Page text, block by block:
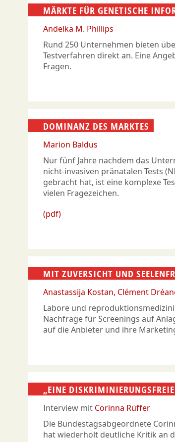
MÄRKTE FÜR GENETISCHE
Andelka M. Phillips
Rund 250 Unternehmen bieten
Testverfahren direkt an. Eine
Fragen.
DOMINANZ DES MARKTES
Marion Baldus
Nur fünf Jahre nachdem das
nicht-invasiven pränatalen Tests
gebracht hat, ist eine komplexe
vielen Fragezeichen.
(pdf)
MIT ZUVERSICHT UND
Anastassija Kostan Clément
Labore und
Nachfrage für Screenings auf
auf die Anbieter und ihre
„EINE
Interview mit Corinna Rüffer
Die Bundestagsabgeordnete
hat wiederholt deutliche Kritik an